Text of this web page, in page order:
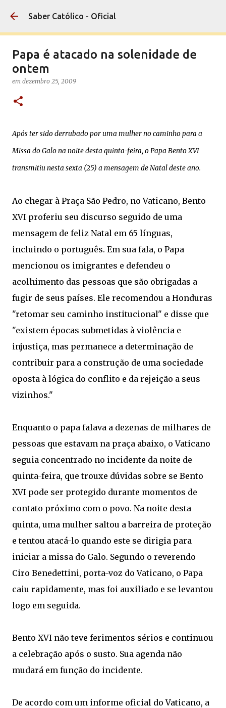
Pular para o conteúdo principal
Saber Católico - Oficial
Papa é atacado na solenidade de
ontem
em dezembro 25, 2009
Após ter sido derrubado por uma mulher no caminho para a
Missa do Galo na noite desta quinta-feira, o Papa Bento XVI
transmitiu nesta sexta (25) a mensagem de Natal deste ano.
Ao chegar à Praça São Pedro, no Vaticano, Bento
XVI proferiu seu discurso seguido de uma
mensagem de feliz Natal em 65 línguas,
incluindo o português. Em sua fala, o Papa
mencionou os imigrantes e defendeu o
acolhimento das pessoas que são obrigadas a
fugir de seus países. Ele recomendou a Honduras
"retomar seu caminho institucional" e disse que
"existem épocas submetidas à violência e
injustiça, mas permanece a determinação de
contribuir para a construção de uma sociedade
oposta à lógica do conflito e da rejeição a seus
vizinhos."
Enquanto o papa falava a dezenas de milhares de
pessoas que estavam na praça abaixo, o Vaticano
seguia concentrado no incidente da noite de
quinta-feira, que trouxe dúvidas sobre se Bento
XVI pode ser protegido durante momentos de
contato próximo com o povo. Na noite desta
quinta, uma mulher saltou a barreira de proteção
e tentou atacá-lo quando este se dirigia para
iniciar a missa do Galo. Segundo o reverendo
Ciro Benedettini, porta-voz do Vaticano, o Papa
caiu rapidamente, mas foi auxiliado e se levantou
logo em seguida.
Bento XVI não teve ferimentos sérios e continuou
a celebração após o susto. Sua agenda não
mudará em função do incidente.
De acordo com um informe oficial do Vaticano, a